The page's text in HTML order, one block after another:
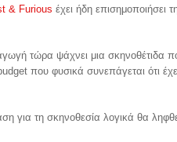
& Furious έχει ήδη επισημοποιήσει
τώρα ψάχνει μια σκηνοθέτιδα
που φυσικά συνεπάγεται ότι
για τη σκηνοθεσία λογικά θα